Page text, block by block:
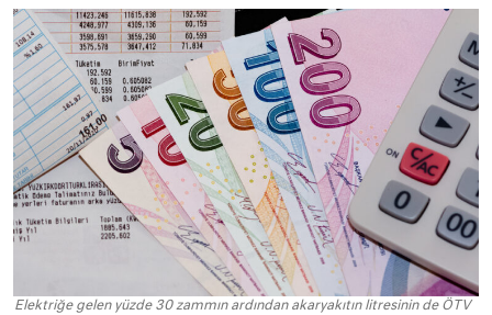
Elektriğe gelen yüzde 30 zammın ardından akaryakıtın litresinin de ÖTV